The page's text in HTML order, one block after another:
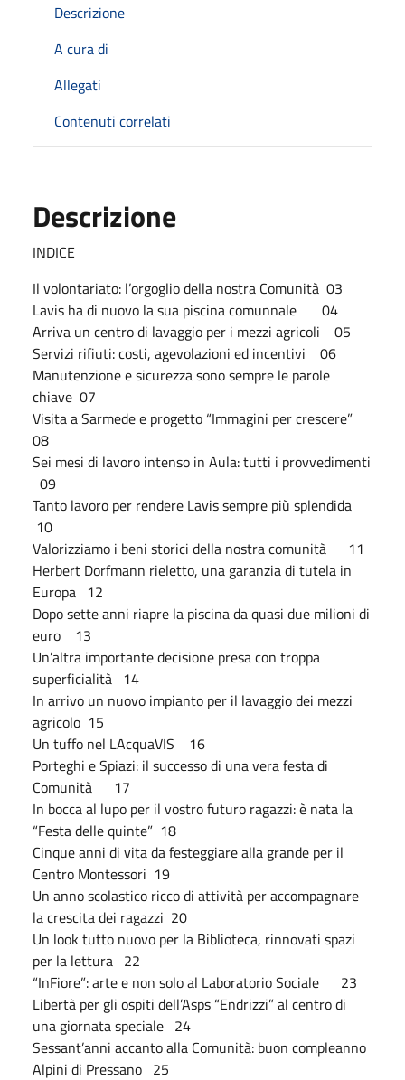
Descrizione
A cura di
Allegati
Contenuti correlati
Descrizione
INDICE
Il volontariato: l’orgoglio della nostra Comunità 03
Lavis ha di nuovo la sua piscina comunnale 04
Arriva un centro di lavaggio per i mezzi agricoli 05
Servizi rifiuti: costi, agevolazioni ed incentivi 06
Manutenzione e sicurezza sono sempre le parole
chiave 07
Visita a Sarmede e progetto “Immagini per crescere”
08
Sei mesi di lavoro intenso in Aula: tutti i provvedimenti
09
Tanto lavoro per rendere Lavis sempre più splendida
10
Valorizziamo i beni storici della nostra comunità 11
Herbert Dorfmann rieletto, una garanzia di tutela in
Europa 12
Dopo sette anni riapre la piscina da quasi due milioni di
euro 13
Un’altra importante decisione presa con troppa
superficialità 14
In arrivo un nuovo impianto per il lavaggio dei mezzi
agricolo 15
Un tuffo nel LAcquaVIS 16
Porteghi e Spiazi: il successo di una vera festa di
Comunità 17
In bocca al lupo per il vostro futuro ragazzi: è nata la
“Festa delle quinte” 18
Cinque anni di vita da festeggiare alla grande per il
Centro Montessori 19
Un anno scolastico ricco di attività per accompagnare
la crescita dei ragazzi 20
Un look tutto nuovo per la Biblioteca, rinnovati spazi
per la lettura 22
“InFiore”: arte e non solo al Laboratorio Sociale 23
Libertà per gli ospiti dell’Asps “Endrizzi” al centro di
una giornata speciale 24
Sessant’anni accanto alla Comunità: buon compleanno
Alpini di Pressano 25